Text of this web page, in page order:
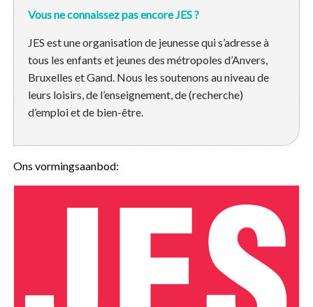
Vous ne connaissez pas encore JES ?
JES est une organisation de jeunesse qui s’adresse à
tous les enfants et jeunes des métropoles d’Anvers,
Bruxelles et Gand. Nous les soutenons au niveau de
leurs loisirs, de l’enseignement, de (recherche)
d’emploi et de bien-être.
Ons vormingsaanbod: